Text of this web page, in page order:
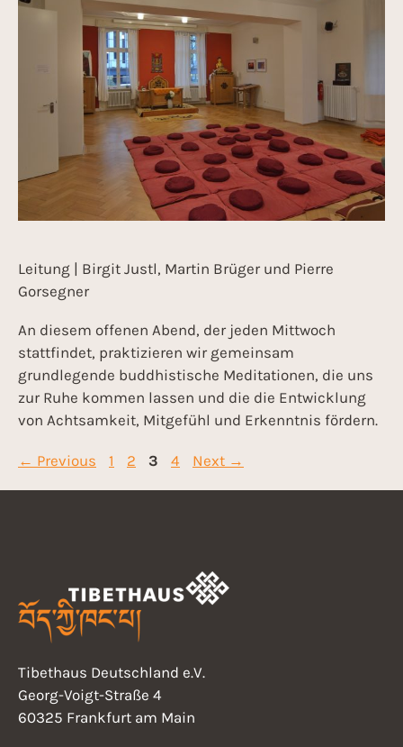
Leitung | Birgit Justl, Martin Brüger und Pierre
Gorsegner
An diesem offenen Abend, der jeden Mittwoch
stattfindet, praktizieren wir gemeinsam
grundlegende buddhistische Meditationen, die uns
zur Ruhe kommen lassen und die die Entwicklung
von Achtsamkeit, Mitgefühl und Erkenntnis fördern.
← Previous 1 2 3 4 Next →
Tibethaus Deutschland e.V.
Georg-Voigt-Straße 4
60325 Frankfurt am Main